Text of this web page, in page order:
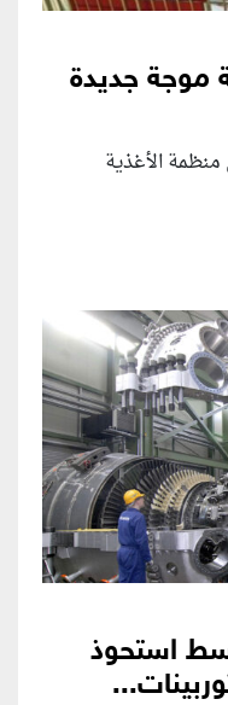
موجة جديدة
الأغذية
استحوذ